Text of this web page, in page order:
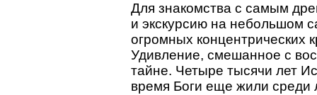
Для знакомства с самым
и экскурсию на небольшом
огромных концентрических
Удивление, смешанное с
тайне. Четыре тысячи лет
время Боги еще жили среди